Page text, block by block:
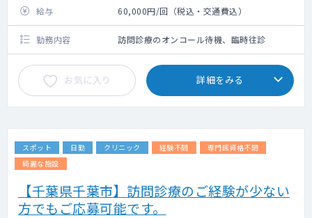
給与 60,000円/回（税込・交通費込）
勤務内容 訪問診療のオンコール待機、臨時往診
お気に入り 詳細をみる
スポット 日勤 クリニック 経験不問
専門医資格不問
綺麗な施設
【千葉県千葉市】訪問診療のご経験が少ない
方でもご応募可能です。